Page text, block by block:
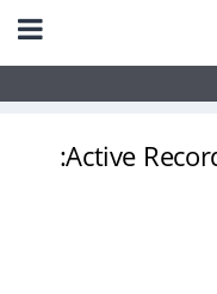
Active Record Validations: